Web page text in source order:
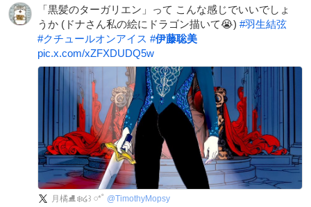
ド
を
「黒髪のターガリエン」って こんな感じでいいでしょ
うか (ドナさん私の絵にドラゴン描いて😭) #羽生結弦
#クチュールオンアイス #伊藤聡美
pic.x.com/xZFXDUDQ5w
月橘⛸️❄️໒꒱ 𓏸*˚ @TimothyMopsy